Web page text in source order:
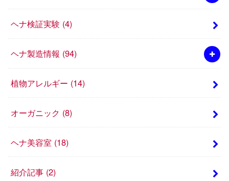
ヘナ検証実験 (4)
ヘナ製造情報 (94)
植物アレルギー (14)
オーガニック (8)
ヘナ美容室 (18)
紹介記事 (2)